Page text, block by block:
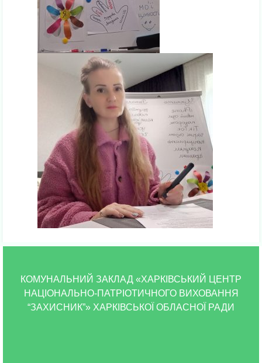
КОМУНАЛЬНИЙ ЗАКЛАД «ХАРКІВСЬКИЙ ЦЕНТР
НАЦІОНАЛЬНО-ПАТРІОТИЧНОГО ВИХОВАННЯ
“ЗАХИСНИК”» ХАРКІВСЬКОЇ ОБЛАСНОЇ РАДИ